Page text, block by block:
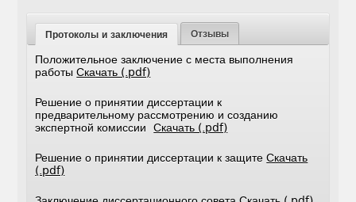
Протоколы и заключения Отзывы
Положительное заключение с места выполнения
работыСкачать (.pdf)
Решение о принятии диссертации к
предварительному рассмотрению и созданию
экспертной комиссииСкачать (.pdf)
Решение о принятии диссертации к защитеСкачать
(.pdf)